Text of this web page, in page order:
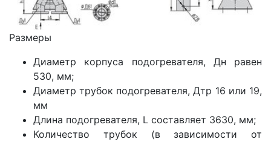
Размеры
Диаметр корпуса подогревателя, Дн равен
530, мм;
Диаметр трубок подогревателя, Дтр 16 или 19,
мм
Длина подогревателя, L составляет 3630, мм;
Количество трубок (в зависимости от